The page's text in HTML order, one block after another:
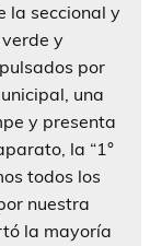
la seccional y
y
por
una
y presenta
la “1°
todos los
nuestra
la mayoría